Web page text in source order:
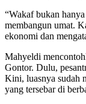
“Wakaf bukan
membangun umat.
ekonomi dan
Mahyeldi
Gontor. Dulu,
Kini, luasnya sudah
yang tersebar di